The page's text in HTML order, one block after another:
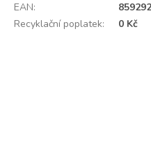
EAN:
Recyklační poplatek: 0 Kč